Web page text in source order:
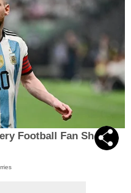
Football Fan Should